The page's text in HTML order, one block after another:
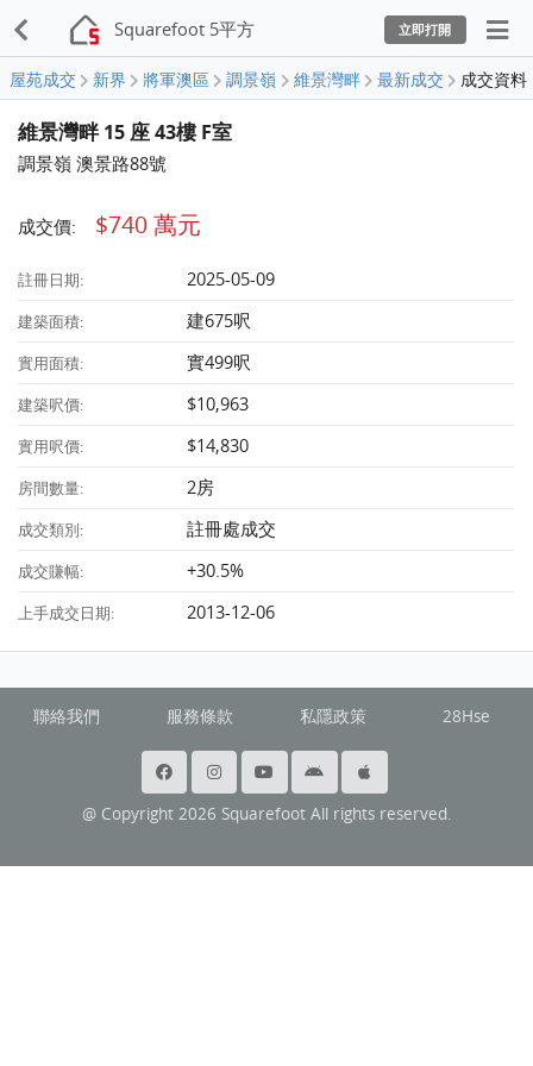
Squarefoot 5平方 立即打開
屋苑成交 新界 將軍澳區 調景嶺 維景灣畔 最新成交 成交資料
維景灣畔 15 座 43樓 F室
調景嶺 澳景路88號
成交價: $740 萬元
註冊日期: 2025-05-09
建築面積: 建675呎
實用面積: 實499呎
建築呎價: $10,963
實用呎價: $14,830
房間數量: 2房
成交類別: 註冊處成交
成交賺幅: +30.5%
上手成交日期: 2013-12-06
聯絡我們 服務條款 私隱政策 28Hse
@ Copyright 2026 Squarefoot All rights reserved.